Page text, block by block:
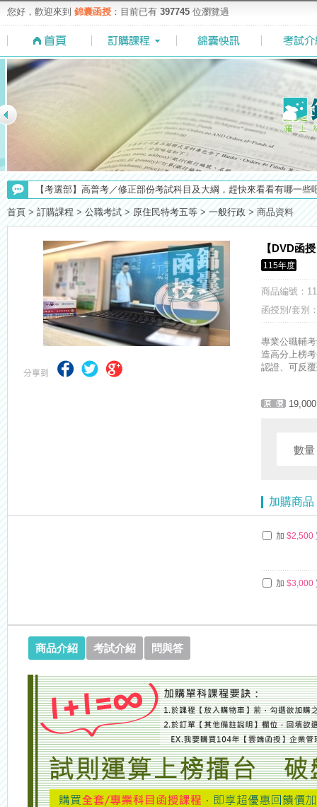
您好，歡迎來到 錦囊函授 ：目前已有 397745 位瀏覽過
【考選部】高普考／修正部份考試科目及大綱，趕快來看看有哪一些
【重要】114年度起，雲端函授之課堂教材須知，請點我查看☀☀☀
【注意】112年起高普不考「公文」／高考英文占比提升，快來看看
【最新】錦囊函授增加便利商店付款方式，便利到不行！馬上使用►
【求職秘技＼(￣O￣)】你對國營事業了解多少呢? 必考國事業的
【考試院】國考證書數位化，112年起全面實施！點我看詳情>>>
【上榜生獎學金計畫】恭賀金榜！上榜生獎學金申請辦法與表格下
【NEW】加入◆錦囊函授Facebook粉絲專頁◆，最新消息、優惠活
首頁 > 訂購課程 > 公職考試 > 原住民特考五等 > 一般行政 > 商品資料
【DVD函
115年度
商品編號 ：
函授別/套別
專業公職輔
造高分上榜
認證、可反
19,000
數
加購商品
加 $2,500
加 $3,000
商品介紹 考試介紹 問與答